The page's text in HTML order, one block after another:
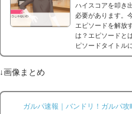
ハイスコアを叩き
必要があります。
エピソードを解放
は？エピソードと
ピソードタイトル
ードは各キャラク
↓画像まとめ
ガルパ速報｜バンドリ！ガルパ